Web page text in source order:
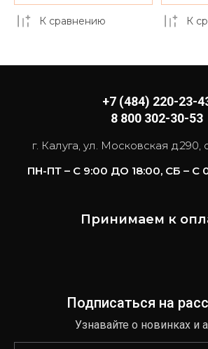
К сравнению К
+7 (484) 220-23-
8 800 302-30-53
г. Калуга, ул. Московская д.290,
ПН-ПТ – С 9:00 ДО 18:00, СБ – С
Принимаем к
Подписаться на
Узнавайте о новинках и